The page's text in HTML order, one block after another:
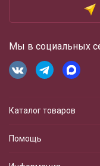
Мы в социальных
Каталог товаров
Помощь